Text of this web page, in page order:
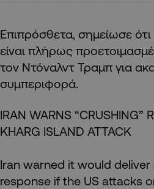
Επιπρόσθετα, σημείωσε
είναι πλήρως
τον Ντόναλντ Τραμπ για
συμπεριφορά.
IRAN WARNS “CRUSHING”
KHARG ISLAND ATTACK
Iran warned it would deliver
response if the US attacks